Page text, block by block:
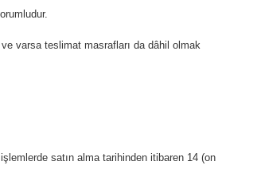
varsa teslimat masrafları da dâhil olmak
satın alma tarihinden itibaren 14 (on